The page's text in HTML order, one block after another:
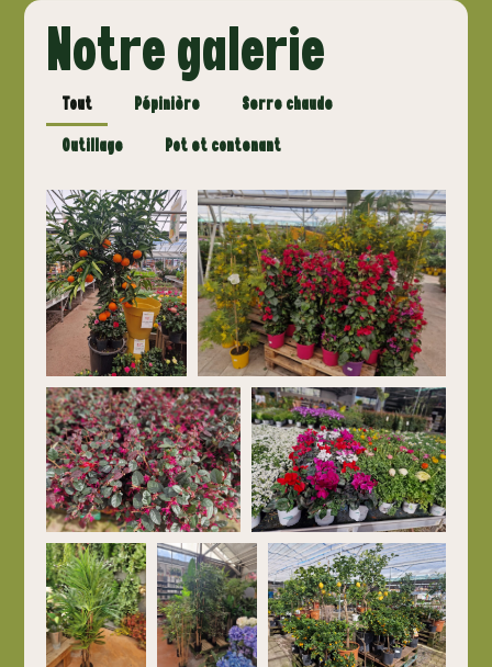
Notre galerie
Tout Pépinière Serre chaude
Outillage Pot et contenant